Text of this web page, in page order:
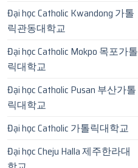
Đại học Catholic Kwandong 가톨
릭관동대학교
Đại học Catholic Mokpo 목포가톨
릭대학교
Đại học Catholic Pusan 부산가톨
릭대학교
Đại học Catholic 가톨릭대학교
Đại học Cheju Halla 제주한라대